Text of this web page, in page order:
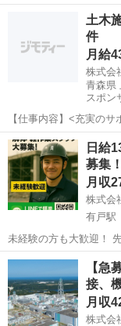
方はもちろん他県から
大に伴い増員を募集します。 ◎作業内容 アーク溶接、テ
ス溶接、サンダー 墨出
吹
土木
件
月給
株式会
青森県
スポン
【仕事内容】<充実の
かせるお仕事 大手で安
が活躍されています <
ヶ所村・大型案件 <仕...
正社員
日給
募集！
月収
株式会
有戸駅
未経験の方も大歓迎！
して始められます。 簡
経験は不要です。 20代
募集内容 • 職種：軽...
青森 上北郡 有
【急
接、
月収
株式会